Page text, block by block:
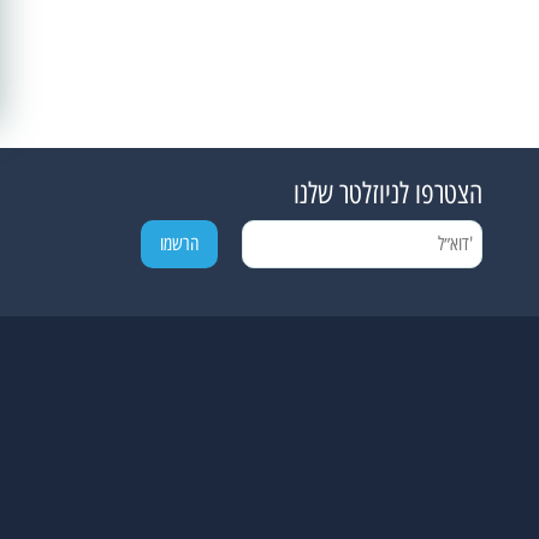
הצטרפו לניוזלטר שלנו